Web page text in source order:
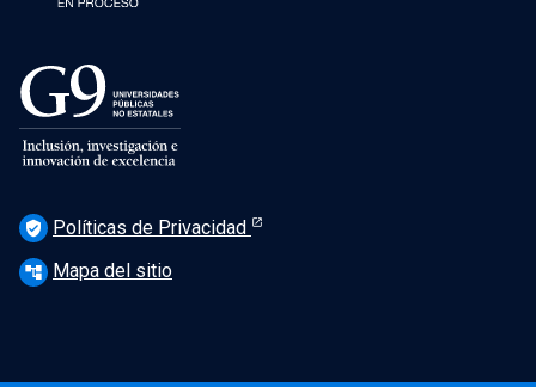
verified_user Políticas de Privacidad
account_tree Mapa del sitio